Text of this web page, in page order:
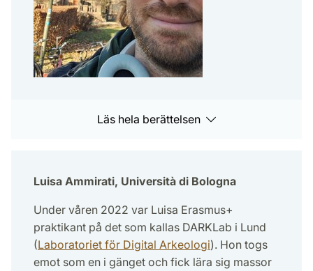
Läs hela berättelsen
Luisa Ammirati, Università di Bologna
Under våren 2022 var Luisa Erasmus+
praktikant på det som kallas DARKLab i Lund
(Laboratoriet för Digital Arkeologi). Hon togs
emot som en i gänget och fick lära sig massor